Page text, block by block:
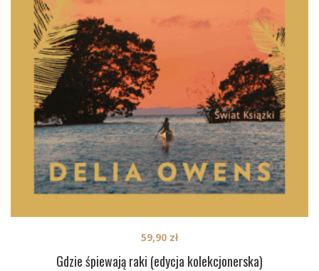
Gdzie śpiewają raki (edycja kolekcjonerska)
59,90 zł